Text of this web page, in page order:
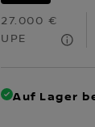
27.000 €
UPE
Auf Lager